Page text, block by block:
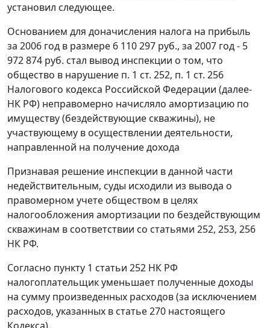
установил следующее.
Основанием для доначисления налога на прибыль
за 2006 год в размере 6 110 297 руб., за 2007 год - 5
972 874 руб. стал вывод инспекции о том, что
общество в нарушение п. 1 ст. 252, п. 1 ст. 256
Налогового кодекса Российской Федерации (далее-
НК РФ) неправомерно начисляло амортизацию по
имуществу (бездействующие скважины), не
участвующему в осуществлении деятельности,
направленной на получение дохода
Признавая решение инспекции в данной части
недействительным, суды исходили из вывода о
правомерном учете обществом в целях
налогообложения амортизации по бездействующим
скважинам в соответствии со статьями 252, 253, 256
НК РФ.
Согласно пункту 1 статьи 252 НК РФ
налогоплательщик уменьшает полученные доходы
на сумму произведенных расходов (за исключением
расходов, указанных в статье 270 настоящего